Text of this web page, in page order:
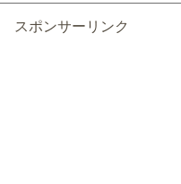
スポンサーリンク